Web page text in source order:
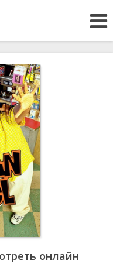
онлайн